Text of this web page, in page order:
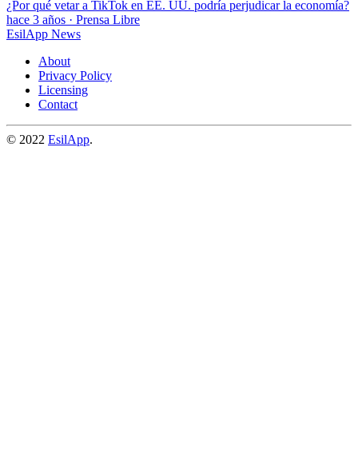
¿Por qué vetar a TikTok en EE. UU. podría perjudicar la economía?
hace 3 años · Prensa Libre
EsilApp News
About
Privacy Policy
Licensing
Contact
© 2022 EsilApp.